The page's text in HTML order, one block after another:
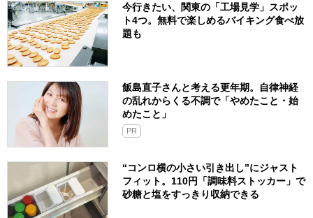
今行きたい、関東の「工場見学」スポッ
ト4つ。無料で楽しめるバイキング食べ放
題も
飯島直子さんと考える更年期。自律神経
の乱れからくる不調で「やめたこと・始
めたこと」
PR
“コンロ横の小さい引き出し”にジャスト
フィット。110円「調味料ストッカー」で
砂糖と塩をすっきり収納できる